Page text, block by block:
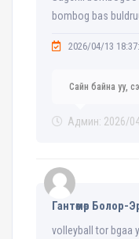
bombog bas
2026/04/13
Сайн байна уу,
Админ: 2026/
Гантөмөр Болор-
volleyball tor bgaa